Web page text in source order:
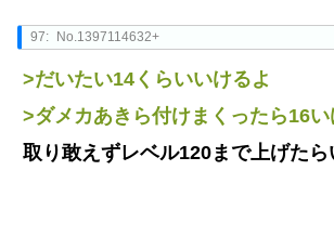
97: No.1397114632+
>だいたい14くらいいけるよ
>ダメカあきら付けまくったら16い
取り敢えずレベル120まで上げたら